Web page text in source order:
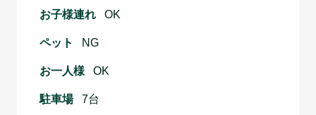
お子様連れ OK
ペット NG
お一人様 OK
駐車場 7台